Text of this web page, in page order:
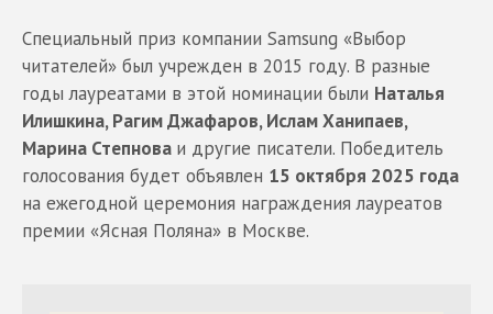
Специальный приз компании Samsung «Выбор
читателей» был учрежден в 2015 году. В разные
годы лауреатами в этой номинации были Наталья
Илишкина, Рагим Джафаров, Ислам Ханипаев,
Марина Степнова и другие писатели. Победитель
голосования будет объявлен 15 октября 2025 года
на ежегодной церемония награждения лауреатов
премии «Ясная Поляна» в Москве.